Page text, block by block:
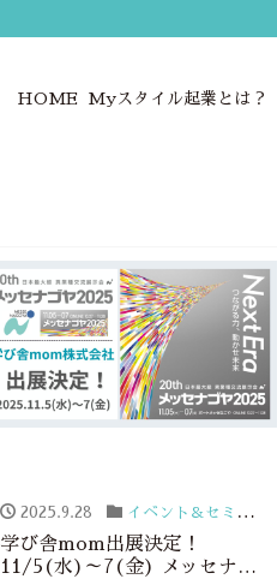
HOME Myスタイル起業とは？
2025.9.28 イベント＆セミナー
学び舎mom出展決定！
11/5(水)～7(金) メッセナゴ